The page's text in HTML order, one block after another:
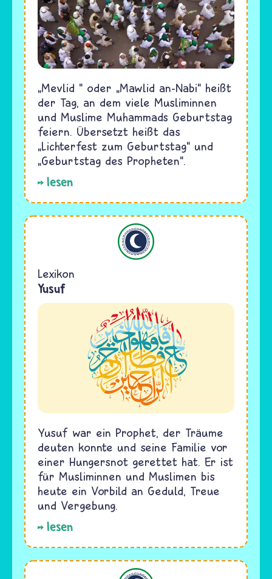
„Mevlid “ oder „Mawlid an-Nabi“ heißt
der Tag, an dem viele Musliminnen
und Muslime Muhammads Geburtstag
feiern. Übersetzt heißt das
„Lichterfest zum Geburtstag“ und
„Geburtstag des Propheten“.
lesen
Lexikon
Yusuf
Yusuf war ein Prophet, der Träume
deuten konnte und seine Familie vor
einer Hungersnot gerettet hat. Er ist
für Musliminnen und Muslimen bis
heute ein Vorbild an Geduld, Treue
und Vergebung.
lesen